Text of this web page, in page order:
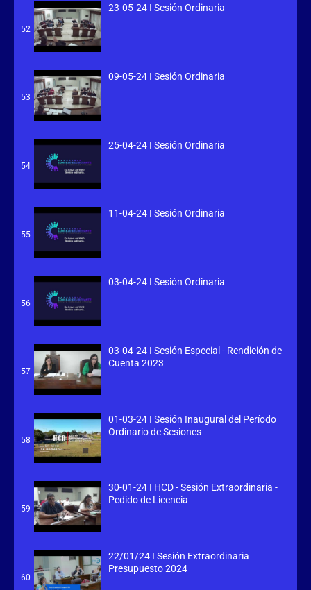
52
23-05-24 I Sesión Ordinaria
53
09-05-24 I Sesión Ordinaria
54
25-04-24 I Sesión Ordinaria
55
11-04-24 I Sesión Ordinaria
56
03-04-24 I Sesión Ordinaria
57
03-04-24 I Sesión Especial - Rendición de
Cuenta 2023
58
01-03-24 I Sesión Inaugural del Período
Ordinario de Sesiones
59
30-01-24 I HCD - Sesión Extraordinaria -
Pedido de Licencia
60
22/01/24 I Sesión Extraordinaria
Presupuesto 2024